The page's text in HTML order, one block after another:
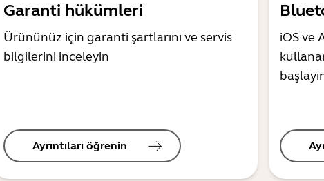
Garanti hükümleri
Ürününüz için garanti şartlarını ve servis
bilgilerini inceleyin
Ayrıntıları öğrenin
iOS ve